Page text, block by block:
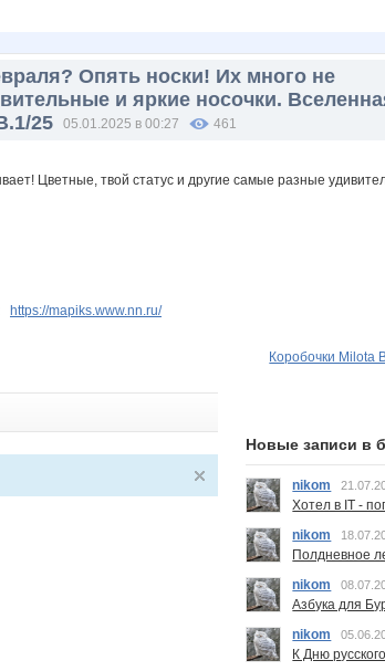
Опять носки! Их много не
и яркие носочки.
25
05.01.2025 в 00:27 461
https://mapiks.www.nn.ru/
Коробочки Milota
Новые записи в
nikom
Хотел в IT -
nikom
Полдневное
nikom
Азбука для
nikom
К Дню